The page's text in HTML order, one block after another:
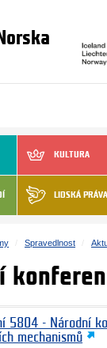
KULTURA
LIDSKÁ PRÁVA
Spravedlnost
5804 - Národní
mechanismů